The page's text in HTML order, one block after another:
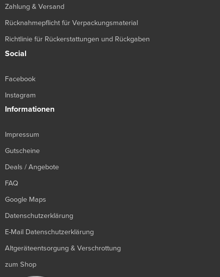
Zahlung & Versand
Rücknahmepflicht für Verpackungsmaterial
Richtlinie für Rückerstattungen und Rückgaben
Social
Facebook
Instagram
Informationen
Impressum
Gutscheine
Deals / Angebote
FAQ
Google Maps
Datenschutzerklärung
E-Mail Datenschutzerklärung
Altgeräteentsorgung & Verschrottung
zum Shop